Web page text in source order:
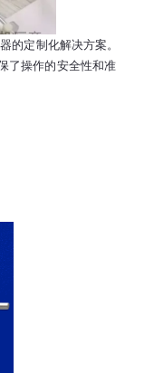
的定制化解决方案。
了操作的安全性和准